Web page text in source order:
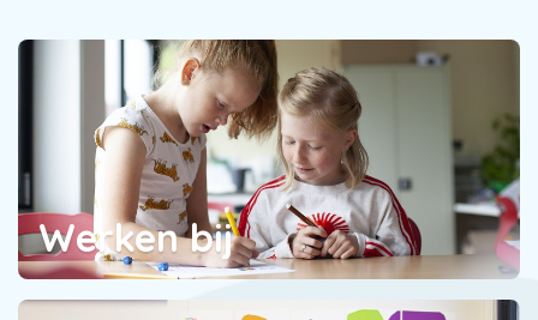
Werken bij